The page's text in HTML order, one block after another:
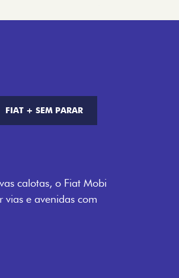
FIAT + SEM PARAR
é a sua cara. Escolha
Banchisa, Prata